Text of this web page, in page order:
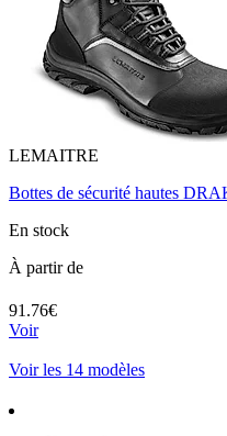
LEMAITRE
Bottes de sécurité hautes
En stock
À partir de
91.76€
Voir
Voir les 14 modèles